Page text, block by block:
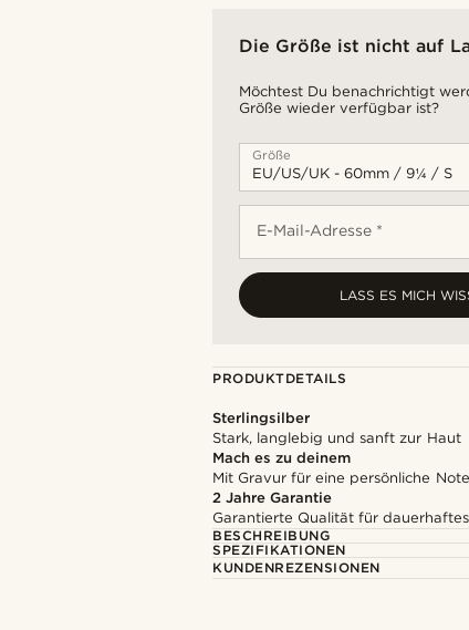
Die Größe ist nicht auf
Möchtest Du benachrichtigt
Größe wieder verfügbar ist?
Größe
E-Mail-Adresse *
LASS ES MICH
PRODUKTDETAILS
Sterlingsilber
Stark, langlebig und sanft zur Haut
Mach es zu deinem
Mit Gravur für eine persönliche Note
2 Jahre Garantie
Garantierte Qualität für
BESCHREIBUNG
SPEZIFIKATIONEN
KUNDENREZENSIONEN